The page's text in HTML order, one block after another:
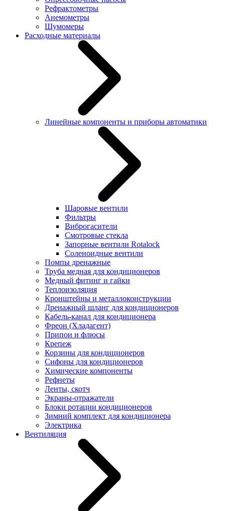
Рефрактометры
Анемометры
Шумомеры
Расходные материалы
Линейные компоненты и приборы автоматики
Шаровые вентили
Фильтры
Виброгасители
Смотровые стекла
Запорные вентили Rotalock
Соленоидные вентили
Помпы дренажные
Труба медная для кондиционеров
Медный фитинг и гайки
Теплоизоляция
Кронштейны и металлоконструкции
Дренажный шланг для кондиционеров
Кабель-канал для кондиционера
Фреон (Хладагент)
Припои и флюсы
Крепеж
Корзины для кондиционеров
Сифоны для кондиционеров
Химические компоненты
Рефнеты
Ленты, скотч
Экраны-отражатели
Блоки ротации кондиционеров
Зимний комплект для кондиционера
Электрика
Вентиляция